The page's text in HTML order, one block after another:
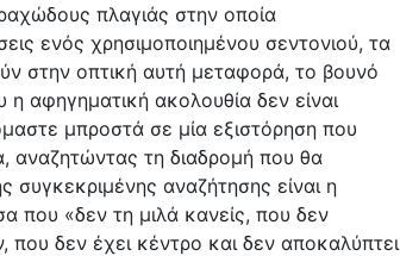
πλαγιάς στην οποία
ενός χρησιμοποιημένου σεντονιού, τα
στην οπτική αυτή μεταφορά, το βουνό
αφηγηματική ακολουθία δεν είναι
μπροστά σε μία εξιστόρηση που
αναζητώντας τη διαδρομή που θα
συγκεκριμένης αναζήτησης είναι η
που «δεν τη μιλά κανείς, που δεν
που δεν έχει κέντρο και δεν αποκαλύπτει